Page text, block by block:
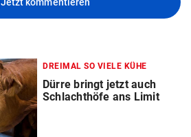
DREIMAL SO VIELE KÜHE
Dürre bringt jetzt auch
Schlachthöfe ans Limit